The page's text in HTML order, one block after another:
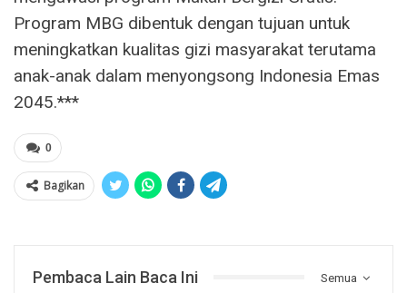
Program MBG dibentuk dengan tujuan untuk
meningkatkan kualitas gizi masyarakat terutama
anak-anak dalam menyongsong Indonesia Emas
2045.***
0
Bagikan
Semua
Pembaca Lain Baca Ini